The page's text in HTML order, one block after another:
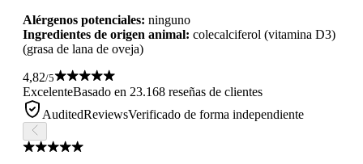
Alérgenos potenciales: ninguno
Ingredientes de origen animal: colecalciferol (vitamina D3)
(grasa de lana de oveja)
4,82/5
ExcelenteBasado en 23.168 reseñas de clientes
AuditedReviewsVerificado de forma independiente